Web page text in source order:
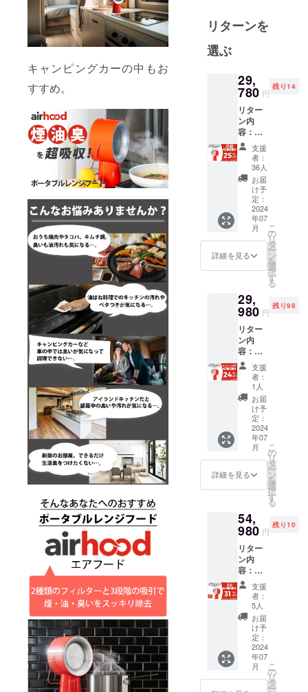
キャンピングカーの中もお
すすめ。
日本の皆様
にも是非体
験していた
ロジェクト
を立ち上げ
ました。
最新のテク
ノロジー
で、皆さん
の生活をよ
り豊かに、
快適にする
ことが弊社
の理念で
どうぞよろ
致します！
リターンを
選ぶ
29,
780 円
残り14
リター
ン内
容：
Airhood
コード
レス【3
色から
お選び
頂けま
す】×1
セット
・本体
サイズ
(H*W*D
)：
33.2*22
cm ・重
量：
1.95kg
・カー
トンサ
イズ：
20.0*26
.0*37.0
cm 一般
予定販
売価
額：
39,980
円 ※本
リター
ンの価
格は
となり
ます。
※ご注文
状況、
使用部
材の供
給状
況、製
造工程
上の都
合など
により
出荷時
期が遅
れる場
合がご
支援
者：
36人
お届
け予
定：
2024
年07
月
詳細を見る
こ
の
リ
タ
ー
ン
を
選
択
す
る
29,
980 円
残り98
リター
ン内
容：
Airhood
コード
レス【3
色から
お選び
頂けま
す】×1
セット
・本体
サイズ
(H*W*D
)：
33.2*22
cm ・重
量：
1.95kg
・カー
トンサ
イズ：
20.0*26
.0*37.0
cm 一般
予定販
売価
額：
39,980
円 ※本
リター
ンの価
支援
者：
1人
お届
け予
定：
2024
年07
月
詳細を見る
こ
の
リ
タ
ー
ン
を
選
択
す
る
54,
980 円
残り10
リター
ン内
容：
Airhood
コード
レス【3
色から
お選び
頂けま
す】×2
セット
・本体
サイズ
支援
者：
5人
お届
け予
定：
2024
年07
月
こ
の
リ
タ
ー